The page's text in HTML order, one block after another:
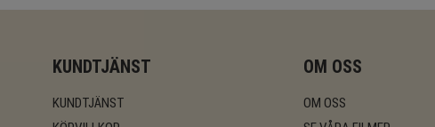
KUNDTJÄNST
KUNDTJÄNST
OM OSS
OM OSS